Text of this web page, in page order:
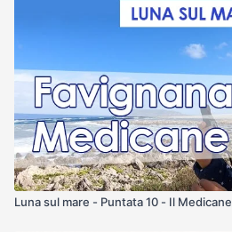
Luna sul mare - Puntata 10 - Il Medicane